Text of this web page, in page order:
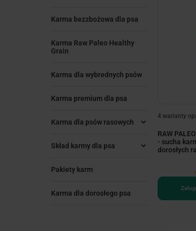
Karma bezzbożowa dla psa
Karma Raw Paleo Healthy
Grain
Karma dla wybrednych psów
Karma premium dla psa
Karma dla psów rasowych
Skład karmy dla psa
Pakiety karm
Karma dla dorosłego psa
4 warianty
RAW
- sucha
dorosłych